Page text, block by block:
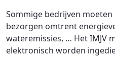
Sommige bedrijven
bezorgen omtrent
wateremissies, … Het IMJV
elektronisch worden